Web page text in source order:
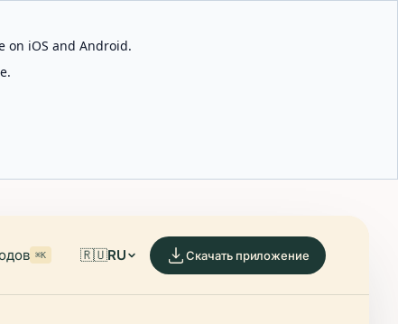
on iOS and Android.
⌘K 🇷🇺RU Скачать приложение